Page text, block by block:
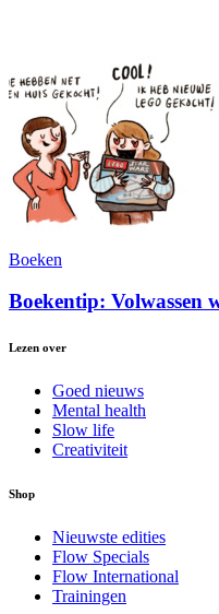
Boeken
Boekentip: Volwassen
Lezen over
Goed nieuws
Mental health
Slow life
Creativiteit
Shop
Nieuwste edities
Flow Specials
Flow International
Trainingen